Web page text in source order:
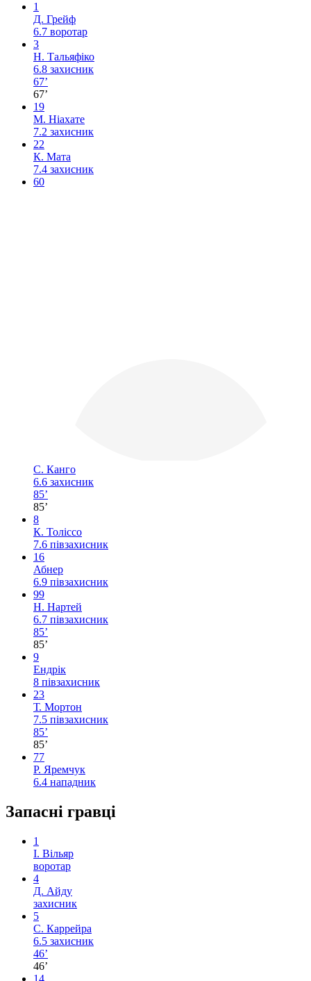
1
Д. Грейф
6.7 воротар
3
Н. Тальяфіко
6.8 захисник
67’
67’
19
М. Ніахате
7.2 захисник
22
К. Мата
7.4 захисник
60
С. Канго
6.6 захисник
85’
85’
8
К. Толіссо
7.6 півзахисник
16
Абнер
6.9 півзахисник
99
Н. Нартей
6.7 півзахисник
85’
85’
9
Ендрік
8 півзахисник
23
Т. Мортон
7.5 півзахисник
85’
85’
77
Р. Яремчук
6.4 нападник
Запасні гравці
1
І. Вільяр
воротар
4
Д. Айду
захисник
5
С. Каррейра
6.5 захисник
46’
46’
14